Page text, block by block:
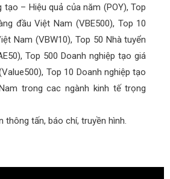
– Hiệu quả của năm (POY), Top
đầu Việt Nam (VBE500), Top 10
Nam (VBW10), Top 50 Nhà tuyển
Top 500 Doanh nghiệp tạo giá
Top 10 Doanh nghiệp tạo
trong cac ngành kinh tế trọng
thông tấn, báo chí, truyền hình.